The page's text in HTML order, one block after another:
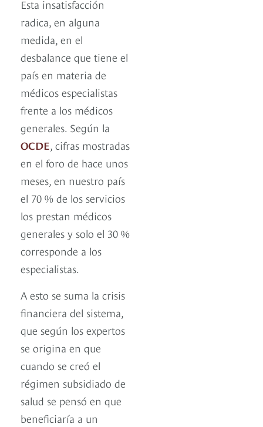
Esta insatisfacción
radica, en alguna
medida, en el
desbalance que tiene el
país en materia de
médicos especialistas
frente a los médicos
generales. Según la
OCDE , cifras mostradas
en el foro de hace unos
meses, en nuestro país
el 70 % de los servicios
los prestan médicos
generales y solo el 30 %
corresponde a los
especialistas.
A esto se suma la crisis
financiera del sistema,
que según los expertos
se origina en que
cuando se creó el
régimen subsidiado de
salud se pensó en que
beneficiaría a un